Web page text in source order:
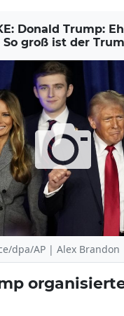
Donald Trump:
So groß ist der
dpa/AP | Alex Brandon